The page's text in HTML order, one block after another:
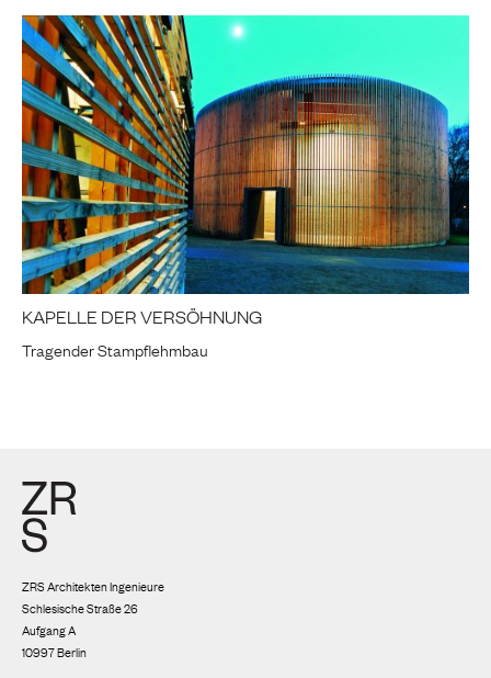
KAPELLE DER VERSÖHNUNG
Tragender Stampflehmbau
ZRS Architekten Ingenieure
Schlesische Straße 26
Aufgang A
10997 Berlin